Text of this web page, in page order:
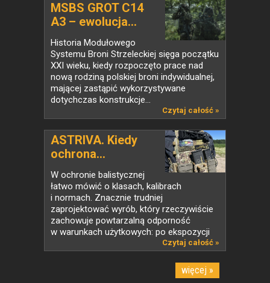
MSBS GROT C14
A3 – ewolucja...
Historia Modułowego
Systemu Broni Strzeleckiej sięga początku
XXI wieku, kiedy rozpoczęto prace nad
nową rodziną polskiej broni indywidualnej,
mającej zastąpić wykorzystywane
dotychczas konstrukcje...
Czytaj całość »
ASTRIVA. Kiedy
ochrona...
W ochronie balistycznej
łatwo mówić o klasach, kalibrach
i normach. Znacznie trudniej
zaprojektować wyrób, który rzeczywiście
zachowuje powtarzalną odporność
w warunkach użytkowych: po ekspozycji
Czytaj całość »
więcej »